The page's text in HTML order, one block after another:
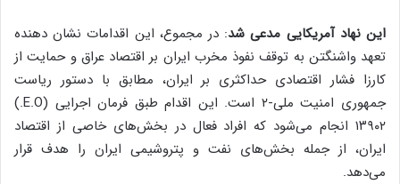
این نهاد آمریکایی مدعی شد: در مجموع، این اقدامات نشان دهنده
تعهد واشنگتن به توقف نفوذ مخرب ایران بر اقتصاد عراق و حمایت از
کارزا فشار اقتصادی حداکثری بر ایران، مطابق با دستور ریاست
جمهوری امنیت ملی-۲ است. این اقدام طبق فرمان اجرایی (E.O.)
۱۳۹۰۲ انجام می‌شود که افراد فعال در بخش‌های خاصی از اقتصاد
ایران، از جمله بخش‌های نفت و پتروشیمی ایران را هدف قرار
می‌دهد.